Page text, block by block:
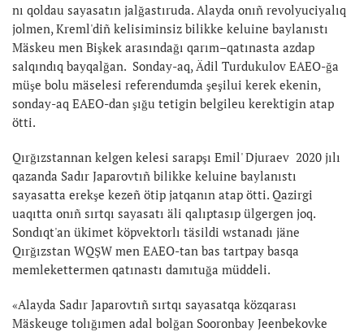
nı qoldau sayasatın jalğastıruda. Alayda onıñ revolyuciyalıq
jolmen, Kreml'diñ kelisiminsiz bilikke keluine baylanıstı
Mäskeu men Bişkek arasındağı qarım–qatınasta azdap
salqındıq bayqalğan. Sonday-aq, Ädil Turdukulov EAEO-ğa
müşe bolu mäselesi referendumda şeşilui kerek ekenin,
sonday-aq EAEO-dan şığu tetigin belgileu kerektigin atap
ötti.
Qırğızstannan kelgen kelesi sarapşı Emil' Djuraev 2020 jılı
qazanda Sadır Japarovtıñ bilikke keluine baylanıstı
sayasatta erekşe kezeñ ötip jatqanın atap ötti. Qazirgi
uaqıtta onıñ sırtqı sayasatı äli qalıptasıp ülgergen joq.
Sondıqt'an ükimet köpvektorlı täsildi wstanadı jäne
Qırğızstan WQŞW men EAEO-tan bas tartpay basqa
memlekettermen qatınastı damıtuğa müddeli.
«Alayda Sadır Japarovtıñ sırtqı sayasatqa közqarası
Mäskeuge tolığımen adal bolğan Sooronbay Jeenbekovke